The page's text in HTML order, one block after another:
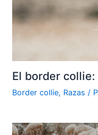
El border
Border collie, Razas /